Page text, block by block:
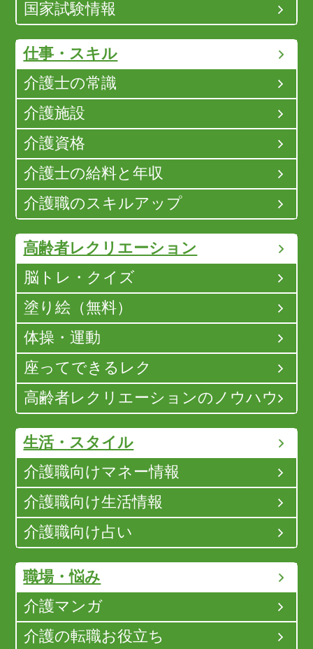
国家試験情報
仕事・スキル
介護士の常識
介護施設
介護資格
介護士の給料と年収
介護職のスキルアップ
高齢者レクリエーション
脳トレ・クイズ
塗り絵（無料）
体操・運動
座ってできるレク
高齢者レクリエーションのノウハウ
生活・スタイル
介護職向けマネー情報
介護職向け生活情報
介護職向け占い
職場・悩み
介護マンガ
介護の転職お役立ち